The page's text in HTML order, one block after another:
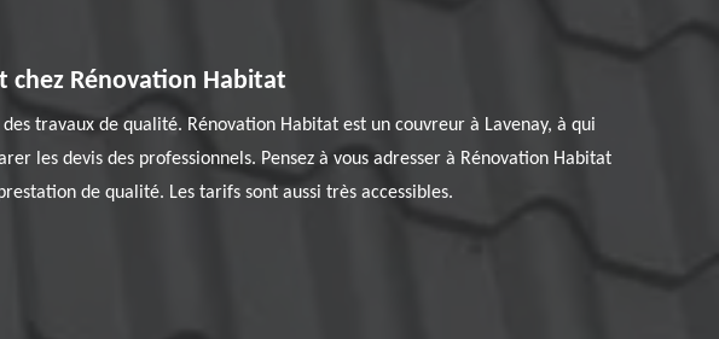
chez Rénovation Habitat
travaux de qualité. Rénovation Habitat est un couvreur à Lavenay, à qui
les devis des professionnels. Pensez à vous adresser à Rénovation Habitat
de qualité. Les tarifs sont aussi très accessibles.